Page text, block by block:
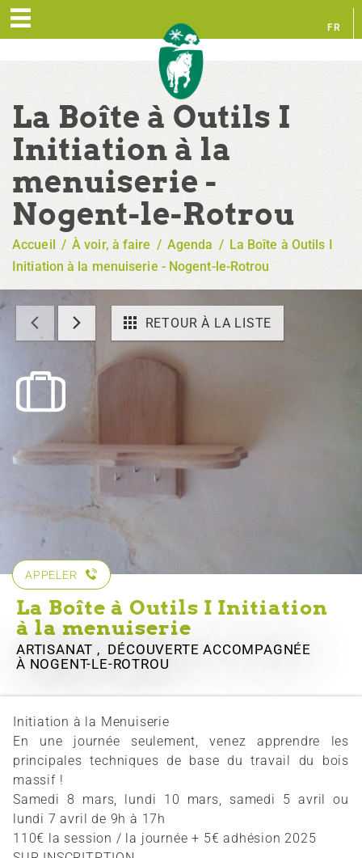
FR
La Boîte à Outils I
Initiation à la
menuiserie -
Nogent-le-Rotrou
Accueil / À voir, à faire / Agenda / La Boîte à Outils I
Initiation à la menuiserie - Nogent-le-Rotrou
RETOUR À LA LISTE
APPELER
La Boîte à Outils I Initiation
à la menuiserie
ARTISANAT , DÉCOUVERTE ACCOMPAGNÉE
À NOGENT-LE-ROTROU
Initiation à la Menuiserie
En une journée seulement, venez apprendre les
principales techniques de base du travail du bois
massif !
Samedi 8 mars, lundi 10 mars, samedi 5 avril ou
lundi 7 avril de 9h à 17h
110€ la session / la journée + 5€ adhésion 2025